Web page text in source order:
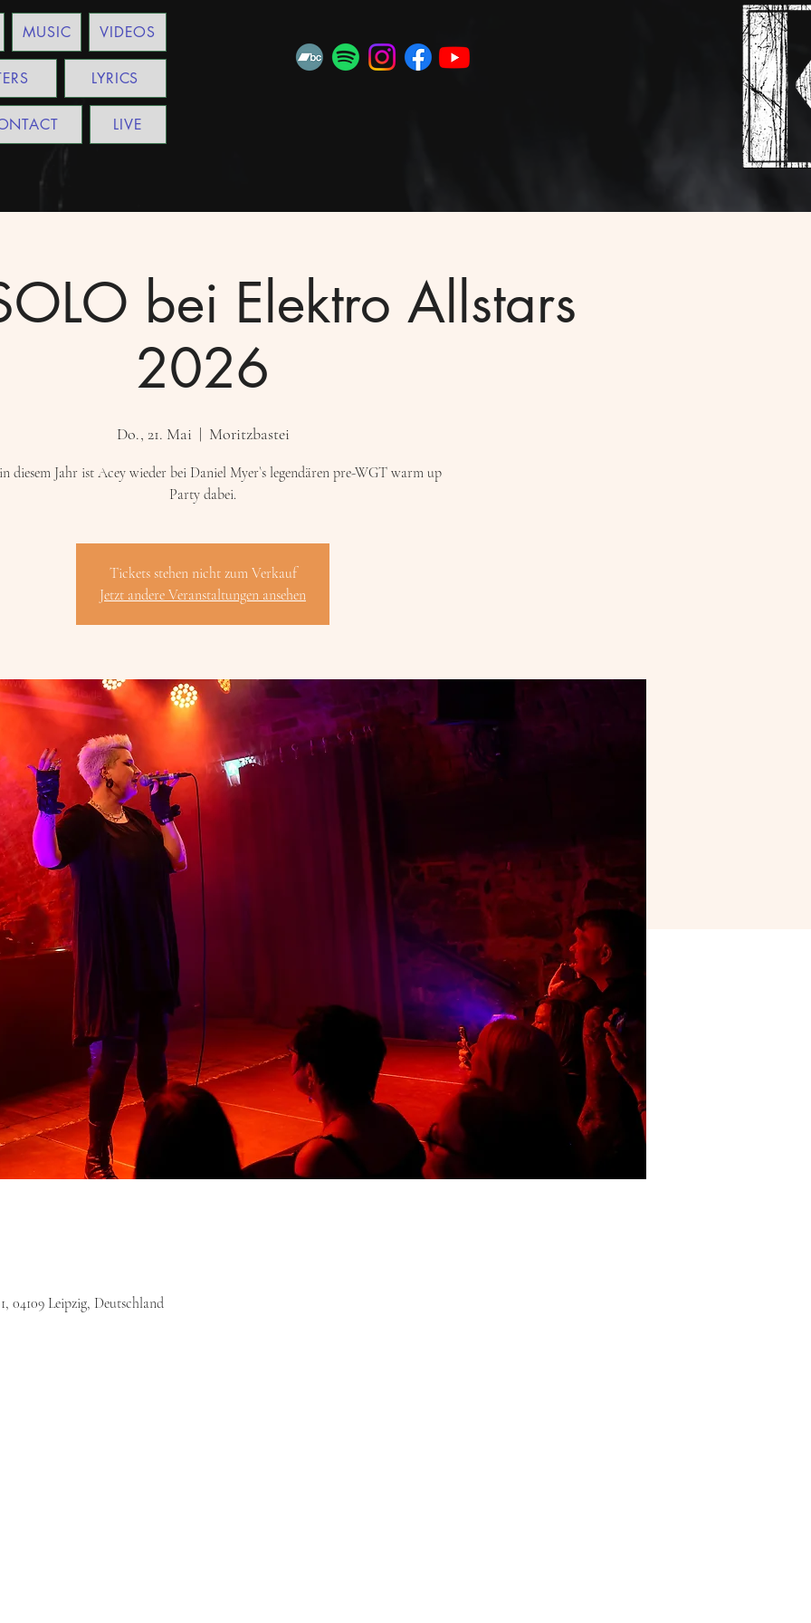
MUSIC VIDEOS
LYRICS
LIVE
bei Elektro Allstars
2026
Do., 21. Mai
  |
Moritzbastei
diesem Jahr ist Acey wieder bei Daniel Myer`s legendären pre-WGT warm up
Party dabei.
Tickets stehen nicht zum Verkauf
Jetzt andere Veranstaltungen ansehen
04109 Leipzig, Deutschland